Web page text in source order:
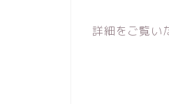
詳細をご覧い